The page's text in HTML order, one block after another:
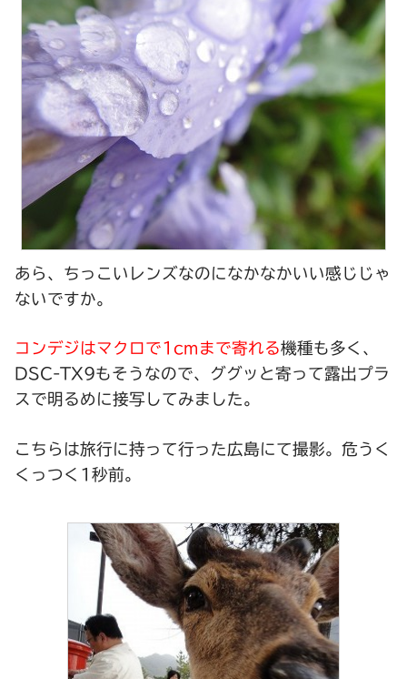
あら、ちっこいレンズなのになかなかいい感じじゃ
ないですか。
コンデジはマクロで1cmまで寄れる機種も多く、
DSC-TX9もそうなので、ググッと寄って露出プラ
スで明るめに接写してみました。
こちらは旅行に持って行った広島にて撮影。危うく
くっつく1秒前。